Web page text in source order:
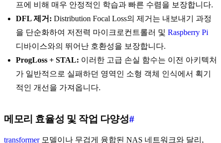
프에 비해 매우 안정적인 학습과 빠른 수렴을 보장합니다.
DFL 제거: Distribution Focal Loss의 제거는 내보내기 과정
을 단순화하여 저전력 마이크로컨트롤러 및 Raspberry Pi
디바이스와의 뛰어난 호환성을 보장합니다.
ProgLoss + STAL: 이러한 고급 손실 함수는 이전 아키텍처
가 일반적으로 실패하던 영역인 소형 객체 인식에서 획기
적인 개선을 가져옵니다.
메모리 효율성 및 작업 다양성#
transformer모델이나 무겁게 융합된 NAS 네트워크와 달리,